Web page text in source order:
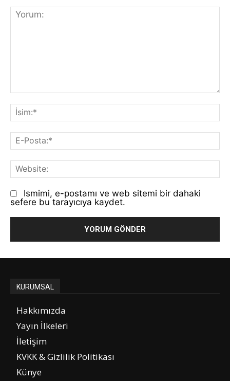
Yorum:
E-
Ismimi, e-postamı ve web sitemi bir dahaki
sefere bu tarayıcıya kaydet.
KURUMSAL
Hakkımızda
Yayın İlkeleri
İletişim
KVKK & Gizlilik Politikası
Künye